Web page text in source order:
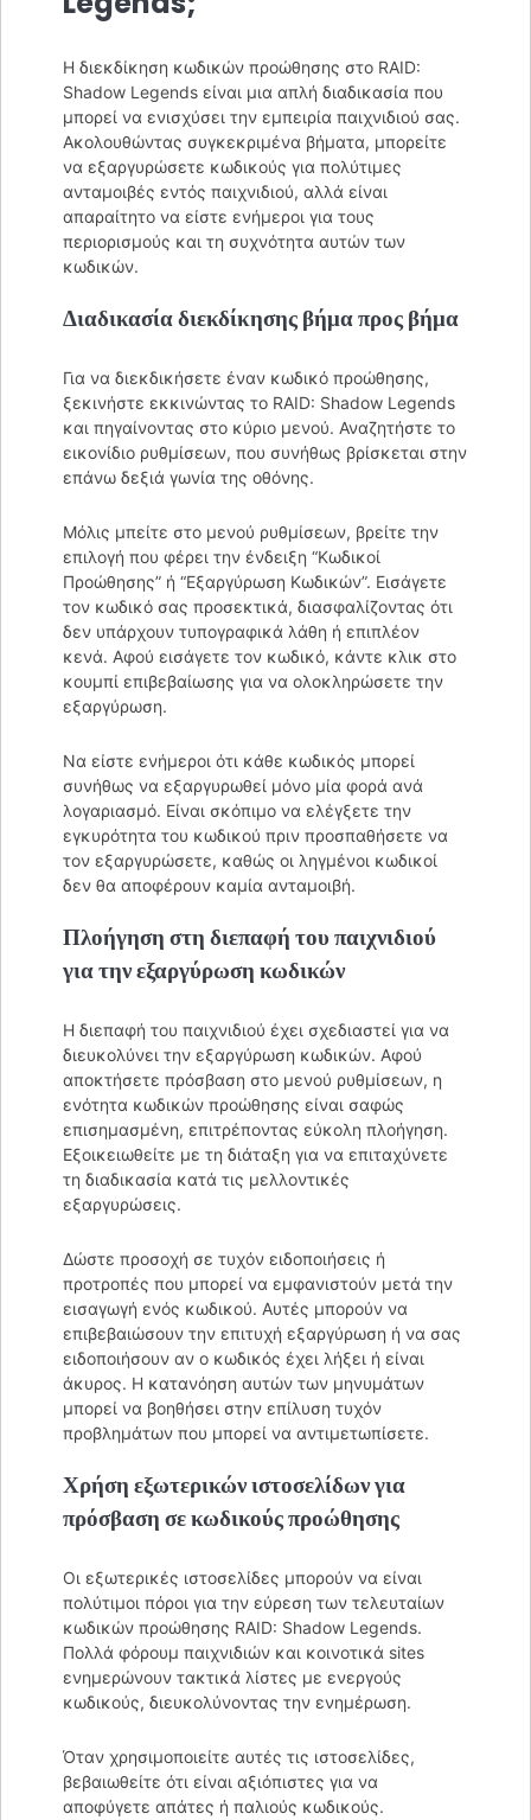
Η διεκδίκηση κωδικών προώθησης στο RAID:
Shadow Legends είναι μια απλή διαδικασία που
μπορεί να ενισχύσει την εμπειρία παιχνιδιού σας.
Ακολουθώντας συγκεκριμένα βήματα, μπορείτε
να εξαργυρώσετε κωδικούς για πολύτιμες
ανταμοιβές εντός παιχνιδιού, αλλά είναι
απαραίτητο να είστε ενήμεροι για τους
περιορισμούς και τη συχνότητα αυτών των
κωδικών.
Διαδικασία διεκδίκησης βήμα προς βήμα
Για να διεκδικήσετε έναν κωδικό προώθησης,
ξεκινήστε εκκινώντας το RAID: Shadow Legends
και πηγαίνοντας στο κύριο μενού. Αναζητήστε το
εικονίδιο ρυθμίσεων, που συνήθως βρίσκεται στην
επάνω δεξιά γωνία της οθόνης.
Μόλις μπείτε στο μενού ρυθμίσεων, βρείτε την
επιλογή που φέρει την ένδειξη “Κωδικοί
Προώθησης” ή “Εξαργύρωση Κωδικών”. Εισάγετε
τον κωδικό σας προσεκτικά, διασφαλίζοντας ότι
δεν υπάρχουν τυπογραφικά λάθη ή επιπλέον
κενά. Αφού εισάγετε τον κωδικό, κάντε κλικ στο
κουμπί επιβεβαίωσης για να ολοκληρώσετε την
εξαργύρωση.
Να είστε ενήμεροι ότι κάθε κωδικός μπορεί
συνήθως να εξαργυρωθεί μόνο μία φορά ανά
λογαριασμό. Είναι σκόπιμο να ελέγξετε την
εγκυρότητα του κωδικού πριν προσπαθήσετε να
τον εξαργυρώσετε, καθώς οι ληγμένοι κωδικοί
δεν θα αποφέρουν καμία ανταμοιβή.
Πλοήγηση στη διεπαφή του παιχνιδιού
για την εξαργύρωση κωδικών
Η διεπαφή του παιχνιδιού έχει σχεδιαστεί για να
διευκολύνει την εξαργύρωση κωδικών. Αφού
αποκτήσετε πρόσβαση στο μενού ρυθμίσεων, η
ενότητα κωδικών προώθησης είναι σαφώς
επισημασμένη, επιτρέποντας εύκολη πλοήγηση.
Εξοικειωθείτε με τη διάταξη για να επιταχύνετε
τη διαδικασία κατά τις μελλοντικές
εξαργυρώσεις.
Δώστε προσοχή σε τυχόν ειδοποιήσεις ή
προτροπές που μπορεί να εμφανιστούν μετά την
εισαγωγή ενός κωδικού. Αυτές μπορούν να
επιβεβαιώσουν την επιτυχή εξαργύρωση ή να σας
ειδοποιήσουν αν ο κωδικός έχει λήξει ή είναι
άκυρος. Η κατανόηση αυτών των μηνυμάτων
μπορεί να βοηθήσει στην επίλυση τυχόν
προβλημάτων που μπορεί να αντιμετωπίσετε.
Χρήση εξωτερικών ιστοσελίδων για
πρόσβαση σε κωδικούς προώθησης
Οι εξωτερικές ιστοσελίδες μπορούν να είναι
πολύτιμοι πόροι για την εύρεση των τελευταίων
κωδικών προώθησης RAID: Shadow Legends.
Πολλά φόρουμ παιχνιδιών και κοινοτικά sites
ενημερώνουν τακτικά λίστες με ενεργούς
κωδικούς, διευκολύνοντας την ενημέρωση.
Όταν χρησιμοποιείτε αυτές τις ιστοσελίδες,
βεβαιωθείτε ότι είναι αξιόπιστες για να
αποφύγετε απάτες ή παλιούς κωδικούς.